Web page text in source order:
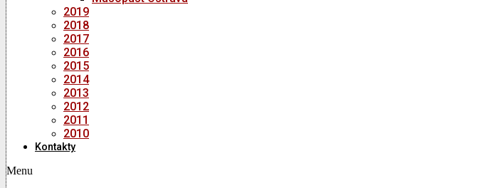
2019
2018
2017
2016
2015
2014
2013
2012
2011
2010
Kontakty
Menu